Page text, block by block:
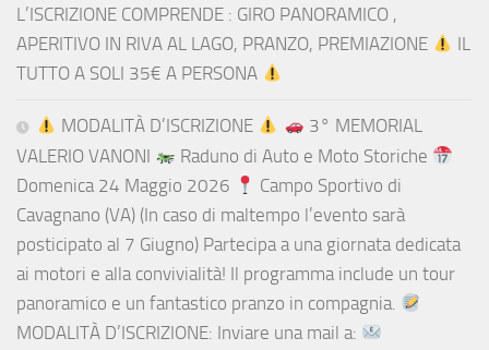
L’ISCRIZIONE COMPRENDE : GIRO PANORAMICO ,
APERITIVO IN RIVA AL LAGO, PRANZO, PREMIAZIONE
IL
TUTTO A SOLI 35€ A PERSONA
MODALITÀ D’ISCRIZIONE
3° MEMORIAL
VALERIO VANONI
Raduno di Auto e Moto Storiche
Domenica 24 Maggio 2026
Campo Sportivo di
Cavagnano (VA) (In caso di maltempo l’evento sarà
posticipato al 7 Giugno) Partecipa a una giornata dedicata
ai motori e alla convivialità! Il programma include un tour
panoramico e un fantastico pranzo in compagnia.
MODALITÀ D’ISCRIZIONE: Inviare una mail a: